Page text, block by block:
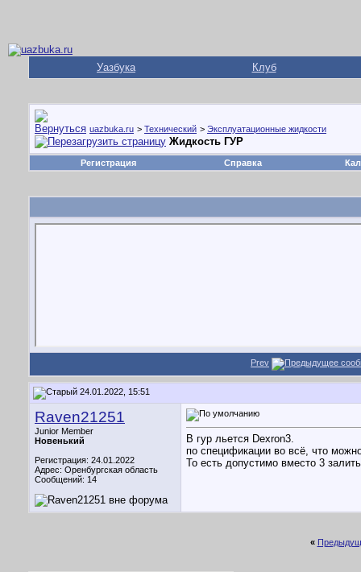
Уазбука Клуб
uazbuka.ru > Технический > Эксплуатационные жидкости
Жидкость ГУР
Регистрация Справка
Prev
24.01.2022, 15:51
Raven21251
Junior Member
Новенький
Регистрация: 24.01.2022
Адрес: Оренбургская область
Сообщений: 14
В гур льется Dexron3.
по спецификации во всё, что
То есть допустимо вместо 3
«